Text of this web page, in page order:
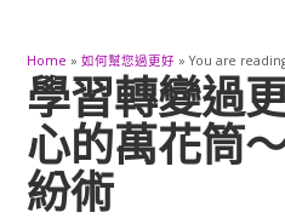
Home » 如何幫您過更好 » You are
學習轉變過
心的萬花筒
紛術